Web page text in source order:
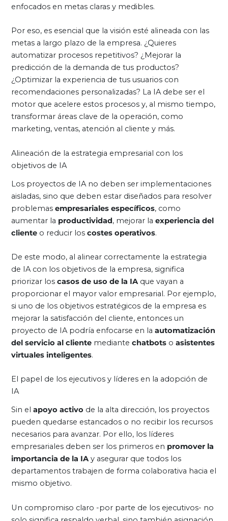
enfocados en metas claras y medibles.
Por eso, es esencial que la visión esté alineada con las
metas a largo plazo de la empresa. ¿Quieres
automatizar procesos repetitivos? ¿Mejorar la
predicción de la demanda de tus productos?
¿Optimizar la experiencia de tus usuarios con
recomendaciones personalizadas? La IA debe ser el
motor que acelere estos procesos y, al mismo tiempo,
transformar áreas clave de la operación, como
marketing, ventas, atención al cliente y más.
Alineación de la estrategia empresarial con los
objetivos de IA
Los proyectos de IA no deben ser implementaciones
aisladas, sino que deben estar diseñados para resolver
problemas empresariales específicos, como
aumentar la productividad, mejorar la experiencia del
clienteo reducir los costes operativos.
De este modo, al alinear correctamente la estrategia
de IA con los objetivos de la empresa, significa
priorizar los casos de uso de la IAque vayan a
proporcionar el mayor valor empresarial. Por ejemplo,
si uno de los objetivos estratégicos de la empresa es
mejorar la satisfacción del cliente, entonces un
proyecto de IA podría enfocarse en la automatización
del servicio al clientemediante chatbotso asistentes
virtuales inteligentes.
El papel de los ejecutivos y líderes en la adopción de
IA
Sin el apoyo activo de la alta dirección, los proyectos
pueden quedarse estancados o no recibir los recursos
necesarios para avanzar. Por ello, los líderes
empresariales deben ser los primeros en promover la
importancia de la IAy asegurar que todos los
departamentos trabajen de forma colaborativa hacia el
mismo objetivo.
Un compromiso claro -por parte de los ejecutivos- no